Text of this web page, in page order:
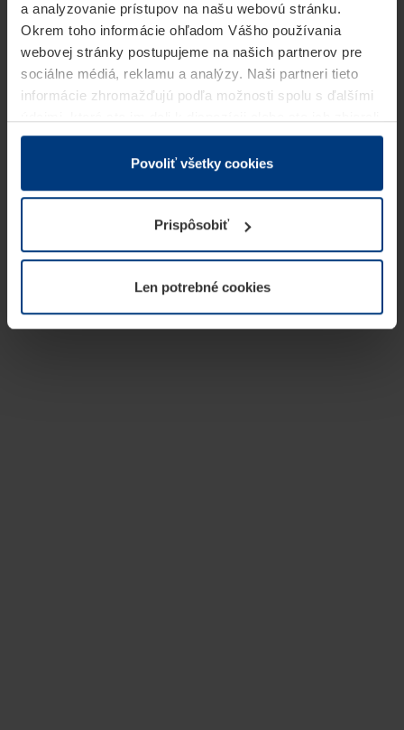
a analyzovanie prístupov na našu webovú stránku.
Okrem toho informácie ohľadom Vášho používania
webovej stránky postupujeme na našich partnerov pre
sociálne médiá, reklamu a analýzy. Naši partneri tieto
informácie zhromažďujú podľa možnosti spolu s ďalšími
v rámci Vášho využívania služieb.
Z právneho hľadiska môžeme cookies ukladať na Vašom
prevádzku tejto stránky. Pre všetky ostatné typy cookie
potrebujeme Vaše povolenie. Vaše povolenie môžete
kedykoľvek zmeniť alebo odvolať vo vysvetlení cookie
našej webovej stránky.
Povoliť všetky cookies
Prispôsobiť
Len potrebné cookies